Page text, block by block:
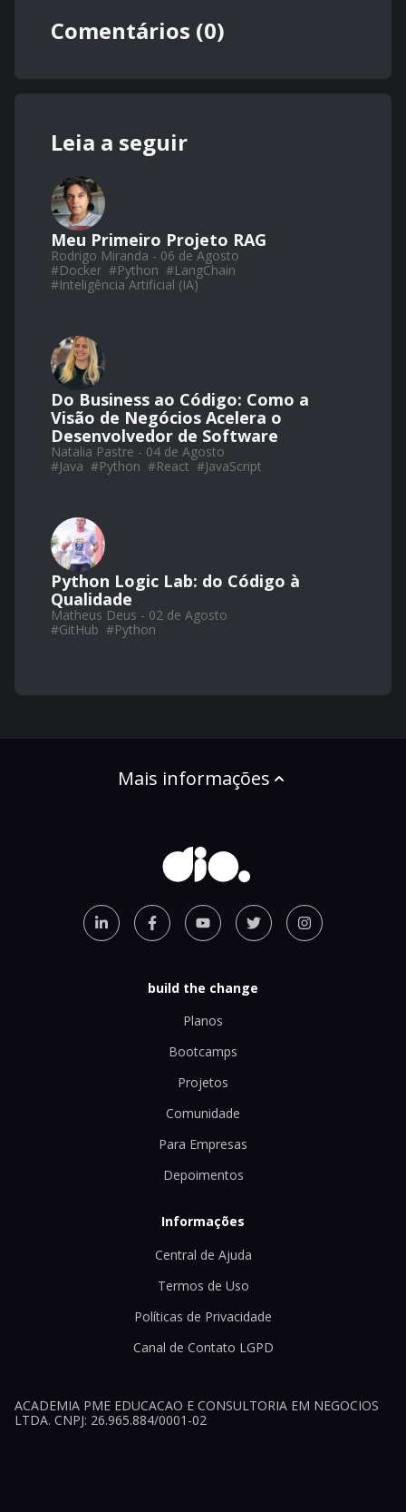
Comentários (0)
Leia a seguir
Meu Primeiro Projeto RAG
Rodrigo Miranda - 06 de Agosto
#Docker #Python #LangChain
#Inteligência Artificial (IA)
Do Business ao Código: Como a
Visão de Negócios Acelera o
Desenvolvedor de Software
Natalia Pastre - 04 de Agosto
#Java #Python #React #JavaScript
Python Logic Lab: do Código à
Qualidade
Matheus Deus - 02 de Agosto
#GitHub #Python
Mais informações
build the change
Planos
Bootcamps
Projetos
Comunidade
Para Empresas
Depoimentos
Informações
Central de Ajuda
Termos de Uso
Políticas de Privacidade
Canal de Contato LGPD
ACADEMIA PME EDUCACAO E CONSULTORIA EM NEGOCIOS
LTDA. CNPJ: 26.965.884/0001-02